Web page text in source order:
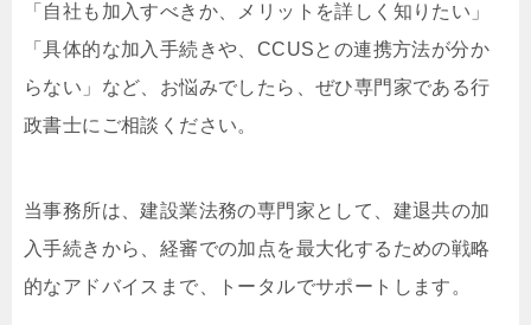
「自社も加入すべきか、メリットを詳しく知りたい」
「具体的な加入手続きや、CCUSとの連携方法が分か
らない」など、お悩みでしたら、ぜひ専門家である行
政書士にご相談ください。
当事務所は、建設業法務の専門家として、建退共の加
入手続きから、経審での加点を最大化するための戦略
的なアドバイスまで、トータルでサポートします。